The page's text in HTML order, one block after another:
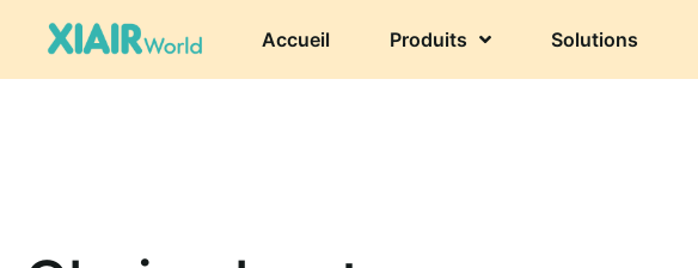
Accueil Produits Solutions